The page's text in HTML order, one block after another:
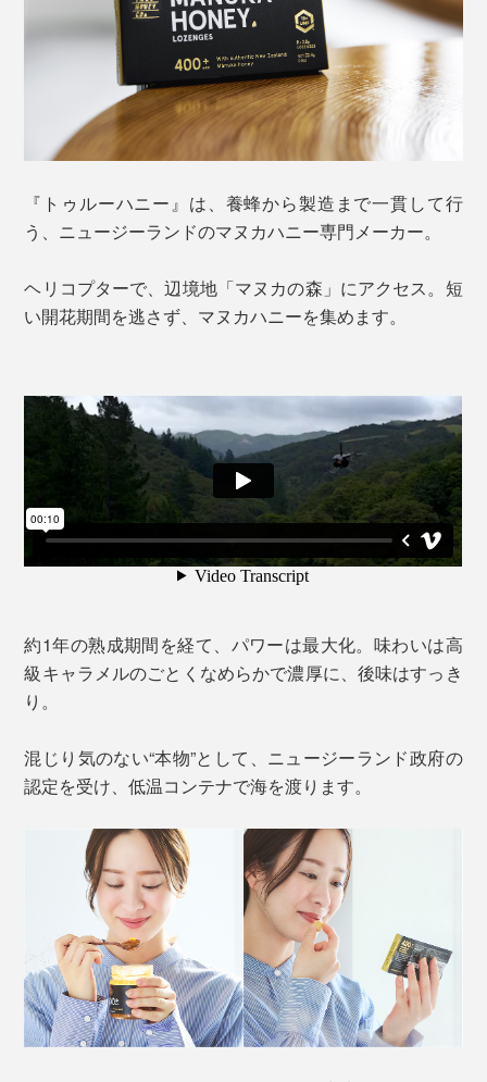
『トゥルーハニー』は、養蜂から製造まで一貫して行
う、ニュージーランドのマヌカハニー専門メーカー。
ヘリコプターで、辺境地「マヌカの森」にアクセス。短
い開花期間を逃さず、マヌカハニーを集めます。
約1年の熟成期間を経て、パワーは最大化。味わいは高
級キャラメルのごとくなめらかで濃厚に、後味はすっき
り。
混じり気のない“本物”として、ニュージーランド政府の
認定を受け、低温コンテナで海を渡ります。